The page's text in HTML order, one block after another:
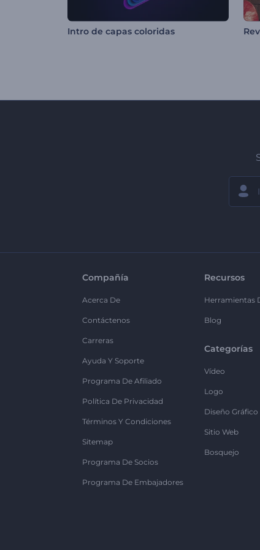
Intro de capas coloridas
Compañía
Acerca De
Contáctenos
Carreras
Ayuda Y Soporte
Programa De Afiliado
Política De Privacidad
Términos Y Condiciones
Sitemap
Programa De Socios
Programa De Embajadores
Recursos
Herramientas
Blog
Categorías
Vídeo
Logo
Diseño Gráfico
Sitio Web
Bosquejo